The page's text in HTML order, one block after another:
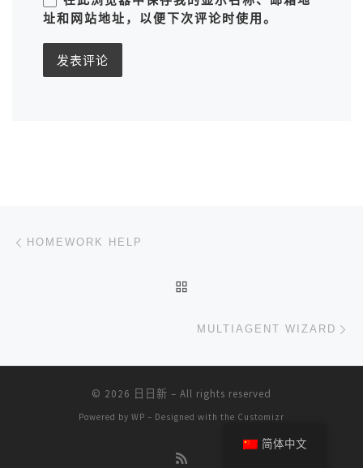
址和网站地址，以便下次评论时使用。
文章导航
HOMEWORK HELP
MULTIAGENT WIZARD
© 2026 日日新 – All rights reserved
Powered by WP – Designed with the Customizr
简体中文